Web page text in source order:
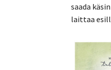
saada
laittaa